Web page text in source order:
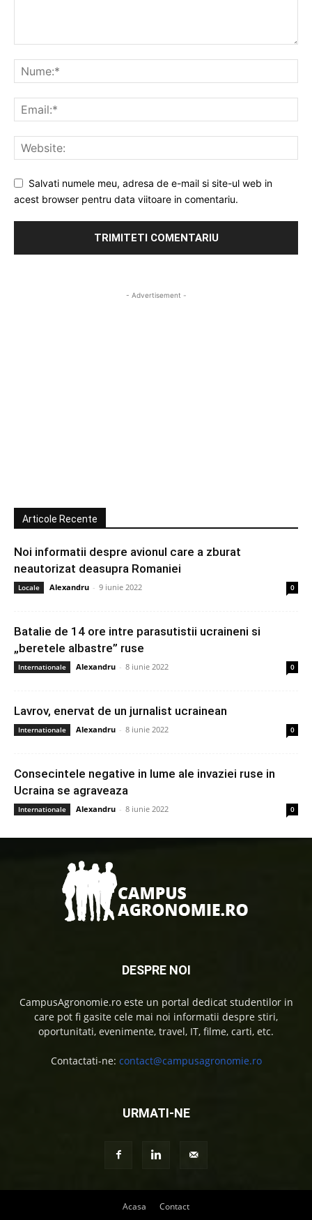
Salvati numele meu, adresa de e-mail si site-ul web in
acest browser pentru data viitoare in comentariu.
- Advertisement -
Articole Recente
Noi informatii despre avionul care a zburat
neautorizat deasupra Romaniei
Locale Alexandru - 9 iunie 2022 0
Batalie de 14 ore intre parasutistii ucraineni si
„beretele albastre” ruse
Internationale Alexandru - 8 iunie 2022 0
Lavrov, enervat de un jurnalist ucrainean
Internationale Alexandru - 8 iunie 2022 0
Consecintele negative in lume ale invaziei ruse in
Ucraina se agraveaza
Internationale Alexandru - 8 iunie 2022 0
DESPRE NOI
CampusAgronomie.ro este un portal dedicat studentilor in
care pot fi gasite cele mai noi informatii despre stiri,
oportunitati, evenimente, travel, IT, filme, carti, etc.
Contactati-ne: contact@campusagronomie.ro
URMATI-NE
Acasa Contact